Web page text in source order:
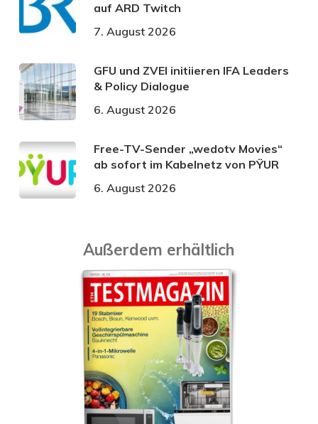
auf ARD Twitch
7. August 2026
GFU und ZVEI initiieren IFA Leaders
& Policy Dialogue
6. August 2026
Free-TV-Sender „wedotv Movies“
ab sofort im Kabelnetz von PŸUR
6. August 2026
Außerdem erhältlich